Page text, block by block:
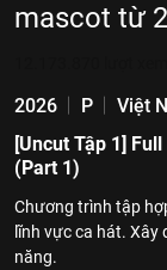
mascot từ
2026 P Việt
[Uncut Tập 1]
(Part 1)
Chương trình tập
lĩnh vực ca hát. Xây
năng.